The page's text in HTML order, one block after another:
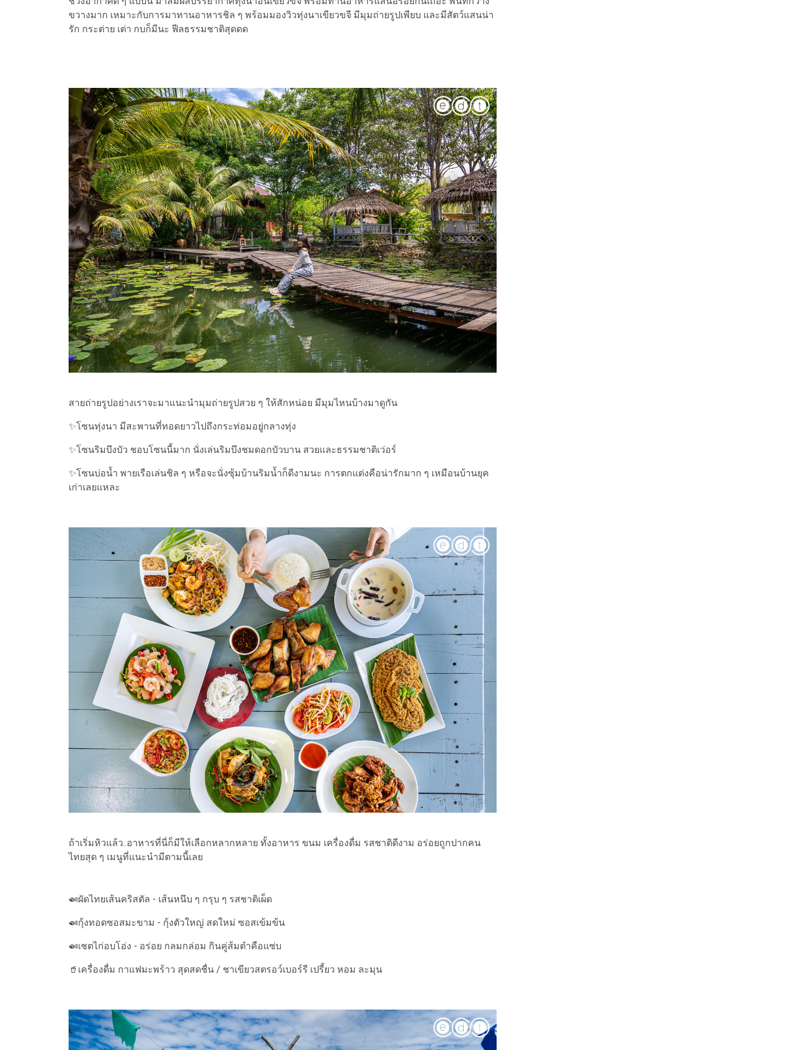
ขวางมาก เหมาะกับการมาทานอาหารชิล ๆ พร้อมมองวิวทุ่งนาเขียวขจี มีมุมถ่ายรูปเพียบ และมีสัตว์แสนน่า
รัก กระต่าย เต่า กบก็มีนะ ฟีลธรรมชาติสุดดด
สายถ่ายรูปอย่างเราจะมาแนะนำมุมถ่ายรูปสวย ๆ ให้สักหน่อย มีมุมไหนบ้างมาดูกัน
✨โซนทุ่งนา มีสะพานที่ทอดยาวไปถึงกระท่อมอยู่กลางทุ่ง
✨โซนริมบึงบัว ชอบโซนนี้มาก นั่งเล่นริมบึงชมดอกบัวบาน สวยและธรรมชาติเว่อร์
✨โซนบ่อน้ำ พายเรือเล่นชิล ๆ หรือจะนั่งซุ้มบ้านริมน้ำก็ดีงามนะ การตกแต่งคือน่ารักมาก ๆ เหมือนบ้านยุค
เก่าเลยแหละ
ถ้าเริ่มหิวแล้ว..อาหารที่นี่ก็มีให้เลือกหลากหลาย ทั้งอาหาร ขนม เครื่องดื่ม รสชาติดีงาม อร่อยถูกปากคน
ไทยสุด ๆ เมนูที่แนะนำมีตามนี้เลย
🍛ผัดไทยเส้นคริสตัล - เส้นหนึบ ๆ กรุบ ๆ รสชาติเผ็ด
🍛กุ้งทอดซอสมะขาม - กุ้งตัวใหญ่ สดใหม่ ซอสเข้มข้น
🍛เชตไก่อบโอ่ง - อร่อย กลมกล่อม กินคู่ส้มตำคือแซ่บ
🥤เครื่องดื่ม กาแฟมะพร้าว สุดสดชื่น / ชาเขียวสตรอว์เบอร์รี เปรี้ยว หอม ละมุน